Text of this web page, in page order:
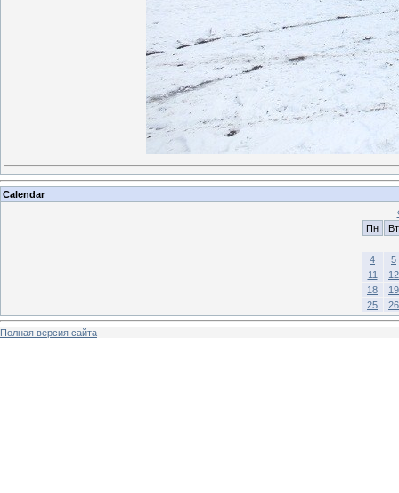
Calendar
Пн
Вт
4
5
11
12
18
19
25
26
Полная версия сайта